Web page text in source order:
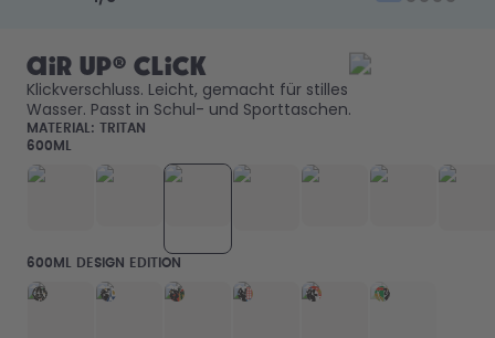
air up® Click
Klickverschluss. Leicht, gemacht für stilles
Wasser. Passt in Schul- und Sporttaschen.
MATERIAL: TRITAN
600ML
600ML DESIGN EDITION